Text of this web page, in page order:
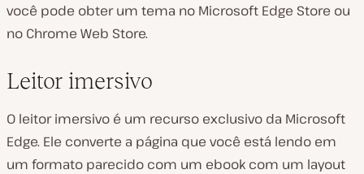
você pode obter um tema no Microsoft Edge Store ou
no Chrome Web Store.
Leitor imersivo
O leitor imersivo é um recurso exclusivo da Microsoft
Edge. Ele converte a página que você está lendo em
um formato parecido com um ebook com um layout